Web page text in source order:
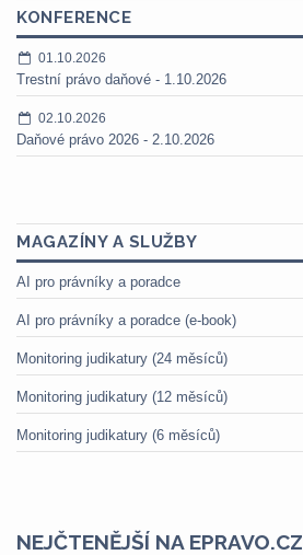
KONFERENCE
01.10.2026
Trestní právo daňové - 1.10.2026
02.10.2026
Daňové právo 2026 - 2.10.2026
MAGAZÍNY A SLUŽBY
AI pro právníky a poradce
AI pro právníky a poradce (e-book)
Monitoring judikatury (24 měsíců)
Monitoring judikatury (12 měsíců)
Monitoring judikatury (6 měsíců)
NEJČTENĚJŠÍ NA EPRAVO.CZ